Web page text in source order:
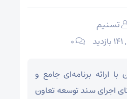
تسنیم
۰
با ارائه برنامه‌ای جامع و
اجرای سند توسعه تعاون